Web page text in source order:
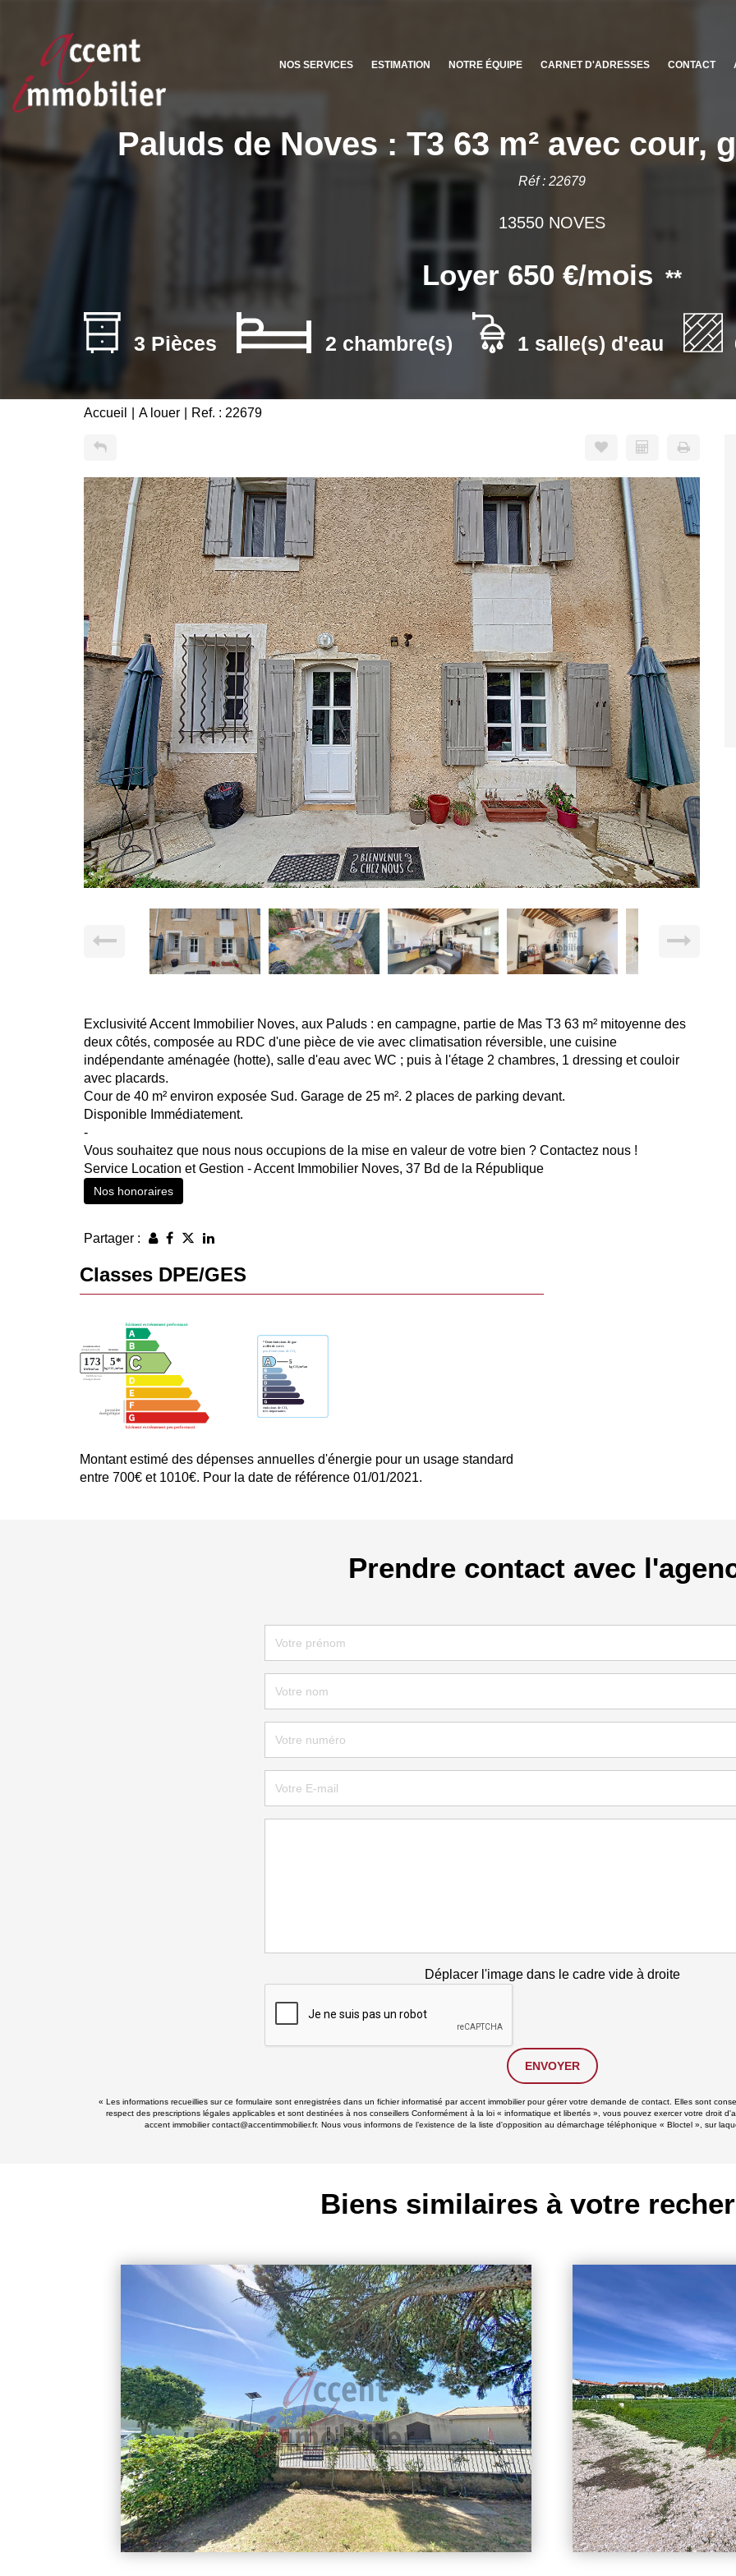
NOS SERVICES ESTIMATION NOTRE ÉQUIPE CARNET D'ADRESSES CONTACT
Paluds de Noves : T3 63 m² avec cour,
Réf : 22679
13550 NOVES
Loyer 650 €/mois **
3 Pièces 2 chambre(s) 1 salle(s) d'eau
Accueil A louer Ref. : 22679
Exclusivité Accent Immobilier Noves, aux Paluds : en campagne, partie de Mas T3 63 m² mitoyenne des
deux côtés, composée au RDC d'une pièce de vie avec climatisation réversible, une cuisine
indépendante aménagée (hotte), salle d'eau avec WC ; puis à l'étage 2 chambres, 1 dressing et couloir
avec placards.
Cour de 40 m² environ exposée Sud. Garage de 25 m². 2 places de parking devant.
Disponible Immédiatement.
-
Vous souhaitez que nous nous occupions de la mise en valeur de votre bien ? Contactez nous !
Service Location et Gestion - Accent Immobilier Noves, 37 Bd de la République
Nos honoraires
Partager :
Classes DPE/GES
Montant estimé des dépenses annuelles d'énergie pour un usage standard
entre 700€ et 1010€. Pour la date de référence 01/01/2021.
Prendre contact avec
Déplacer l'image dans le cadre vide à droite
ENVOYER
« Les informations recueillies sur ce formulaire sont enregistrées dans un fichier informatisé par accent immobilier pour gérer votre demande de contact. Elles sont
respect des prescriptions légales applicables et sont destinées à nos conseillers Conformément à la loi « informatique et libertés », vous pouvez exercer votre droit
accent immobilier contact@accentimmobilier.fr. Nous vous informons de l’existence de la liste d'opposition au démarchage téléphonique « Bloctel », sur
Biens similaires à votre